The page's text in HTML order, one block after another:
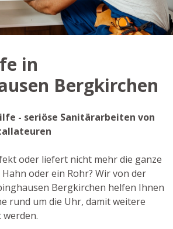
in
Bergkirchen
- seriöse Sanitärarbeiten von
oder liefert nicht mehr die ganze
oder ein Rohr? Wir von der
Bergkirchen helfen Ihnen
rund um die Uhr, damit weitere